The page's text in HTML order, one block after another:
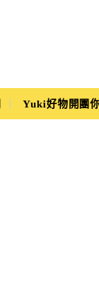
Yuki好物開團